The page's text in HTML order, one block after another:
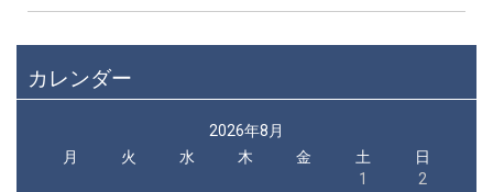
カレンダー
2026年8月
月
火 水 木 金 土 日
1
2